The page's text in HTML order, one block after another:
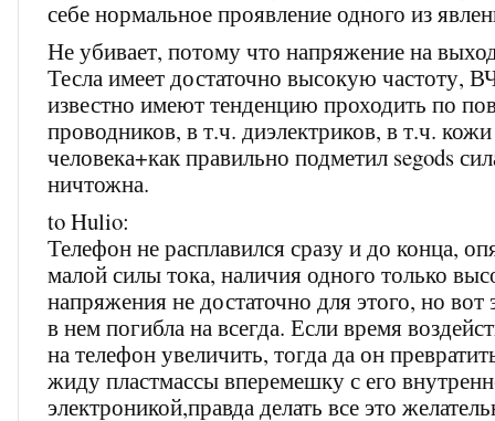
себе нормальное проявление одного из
Не убивает, потому что напряжение на
Тесла имеет достаточно высокую частоту,
известно имеют тенденцию проходить по
проводников, в т.ч. диэлектриков, в т.ч. кожи
человека+как правильно подметил segods
ничтожна.
to Hulio:
Телефон не расплавился сразу и до конца,
малой силы тока, наличия одного только
напряжения не достаточно для этого, но вот
в нем погибла на всегда. Если время
на телефон увеличить, тогда да он
жиду пластмассы вперемешку с его
электроникой,правда делать все это